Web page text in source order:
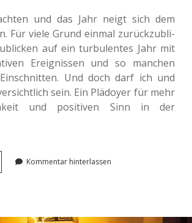
und das Jahr neigt sich dem
Für viele Grund einmal zurück­zu­bli­
auf ein tur­bu­len­tes Jahr mit
Ereig­nis­sen und so man­chen
Und doch darf ich und
sein. Ein Plä­doy­er für mehr
und posi­ti­ven Sinn in der
Kommentar hinterlassen